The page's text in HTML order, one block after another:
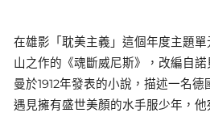
在雄影「耽美主義」這個年度主題
山之作的《魂斷威尼斯》，改編自諾
曼於1912年發表的小說，描述一名
遇見擁有盛世美顏的水手服少年，